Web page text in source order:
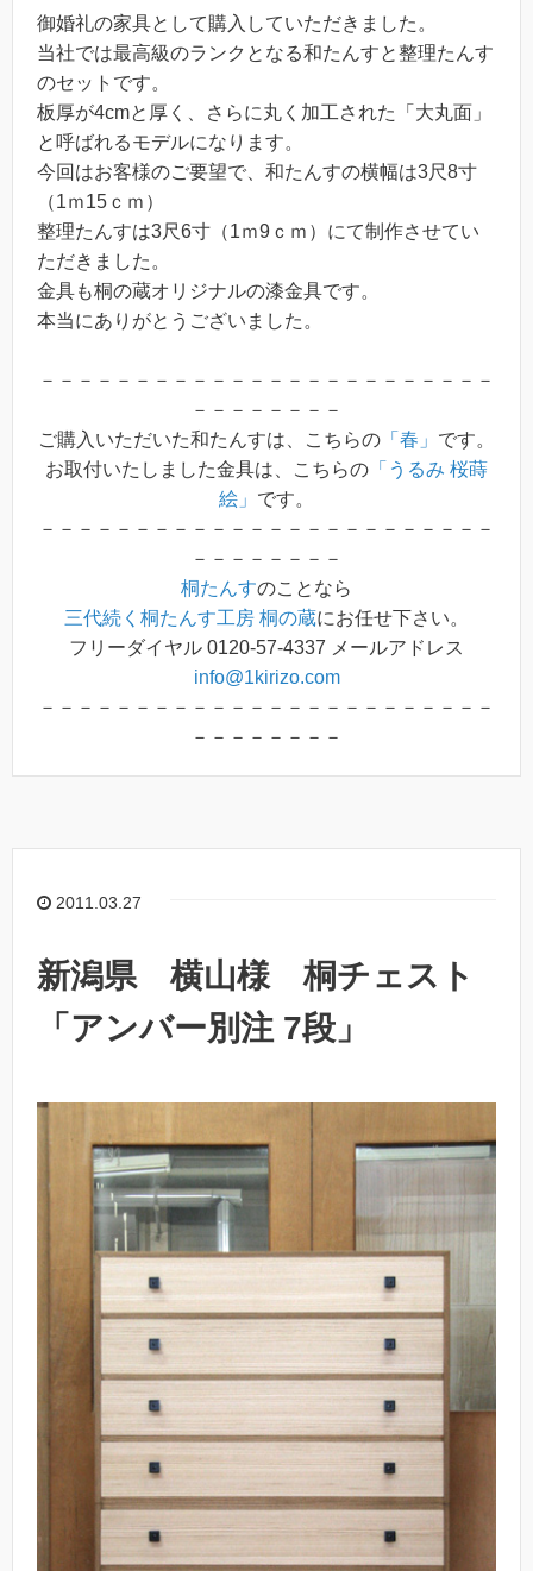
御婚礼の家具として購入していただきました。
当社では最高級のランクとなる和たんすと整理たんす
のセットです。
板厚が4cmと厚く、さらに丸く加工された「大丸面」
と呼ばれるモデルになります。
今回はお客様のご要望で、和たんすの横幅は3尺8寸
（1ｍ15ｃｍ）
整理たんすは3尺6寸（1ｍ9ｃｍ）にて制作させてい
ただきました。
金具も桐の蔵オリジナルの漆金具です。
本当にありがとうございました。
－－－－－－－－－－－－－－－－－－－－－－－－
－－－－－－－－
ご購入いただいた和たんすは、こちらの 「春」 です。
お取付いたしました金具は、こちらの 「うるみ 桜蒔
絵」 です。
－－－－－－－－－－－－－－－－－－－－－－－－
－－－－－－－－
桐たんすのことなら
三代続く桐たんす工房 桐の蔵にお任せ下さい。
フリーダイヤル 0120-57-4337 メールアドレス
info@1kirizo.com
－－－－－－－－－－－－－－－－－－－－－－－－
－－－－－－－－
2011.03.27
新潟県 横山様 桐チェスト
「アンバー別注 7段」